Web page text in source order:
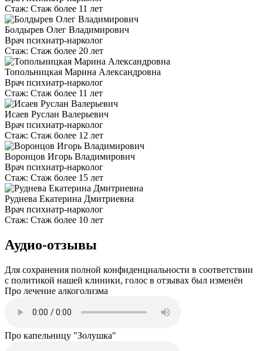
Стаж: Стаж более 11 лет
Болдырев Олег Владимирович
Врач психиатр-нарколог
Стаж: Стаж более 20 лет
Топольницкая Марина Александровна
Врач психиатр-нарколог
Стаж: Стаж более 11 лет
Исаев Руслан Валерьевич
Врач психиатр-нарколог
Стаж: Стаж более 12 лет
Воронцов Игорь Владимирович
Врач психиатр-нарколог
Стаж: Стаж более 15 лет
Руднева Екатерина Дмитриевна
Врач психиатр-нарколог
Стаж: Стаж более 10 лет
Аудио-отзывы
Для сохранения полной конфиденциальности в соответствии
с политикой нашей клиники, голос в отзывах был изменён
Про лечение алкоголизма
Про капельницу "Золушка"